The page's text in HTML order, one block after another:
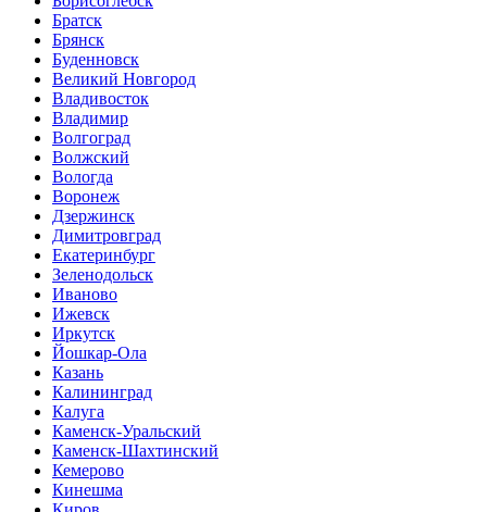
Братск
Брянск
Буденновск
Великий Новгород
Владивосток
Владимир
Волгоград
Волжский
Вологда
Воронеж
Дзержинск
Димитровград
Екатеринбург
Зеленодольск
Иваново
Ижевск
Иркутск
Йошкар-Ола
Казань
Калининград
Калуга
Каменск-Уральский
Каменск-Шахтинский
Кемерово
Кинешма